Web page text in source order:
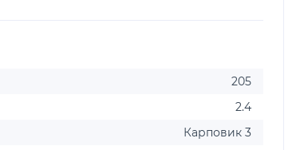
205
2.4
Карповик 3